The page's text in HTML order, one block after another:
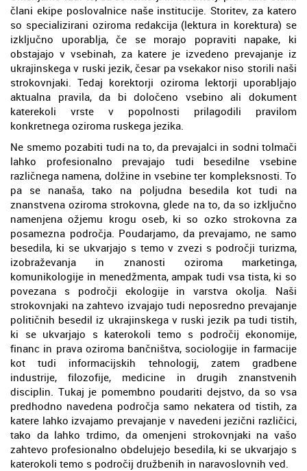
člani ekipe poslovalnice naše institucije. Storitev, za katero
so specializirani oziroma redakcija (lektura in korektura) se
izključno uporablja, če se morajo popraviti napake, ki
obstajajo v vsebinah, za katere je izvedeno prevajanje iz
ukrajinskega v ruski jezik, česar pa vsekakor niso storili naši
strokovnjaki. Tedaj korektorji oziroma lektorji uporabljajo
aktualna pravila, da bi določeno vsebino ali dokument
katerekoli vrste v popolnosti prilagodili pravilom
konkretnega oziroma ruskega jezika.
Ne smemo pozabiti tudi na to, da prevajalci in sodni tolmači
lahko profesionalno prevajajo tudi besedilne vsebine
različnega namena, dolžine in vsebine ter kompleksnosti. To
pa se nanaša, tako na poljudna besedila kot tudi na
znanstvena oziroma strokovna, glede na to, da so izključno
namenjena ožjemu krogu oseb, ki so ozko strokovna za
posamezna področja. Poudarjamo, da prevajamo, ne samo
besedila, ki se ukvarjajo s temo v zvezi s področji turizma,
izobraževanja in znanosti oziroma marketinga,
komunikologije in menedžmenta, ampak tudi vsa tista, ki so
povezana s področji ekologije in varstva okolja. Naši
strokovnjaki na zahtevo izvajajo tudi neposredno prevajanje
političnih besedil iz ukrajinskega v ruski jezik pa tudi tistih,
ki se ukvarjajo s katerokoli temo s področij ekonomije,
financ in prava oziroma bančništva, sociologije in farmacije
kot tudi informacijskih tehnologij, zatem gradbene
industrije, filozofije, medicine in drugih znanstvenih
disciplin. Tukaj je pomembno poudariti dejstvo, da so vsa
predhodno navedena področja samo nekatera od tistih, za
katere lahko izvajamo prevajanje v navedeni jezični različici,
tako da lahko trdimo, da omenjeni strokovnjaki na vašo
zahtevo profesionalno obdelujejo besedila, ki se ukvarjajo s
katerokoli temo s področij družbenih in naravoslovnih ved.